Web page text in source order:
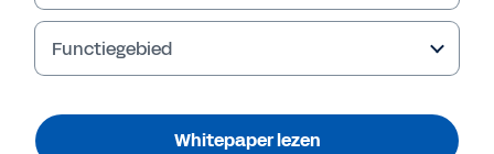
Functiegebied
Whitepaper lezen